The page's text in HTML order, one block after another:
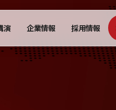
演 企業情報 採用情報